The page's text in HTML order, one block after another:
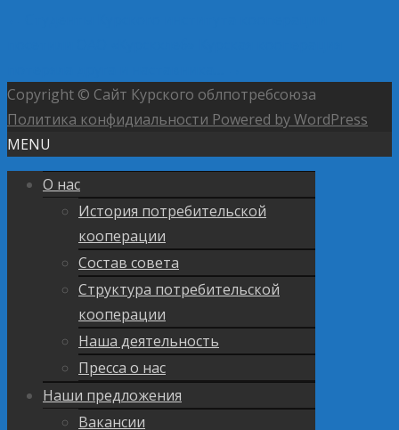
Copyright © Сайт Курского облпотребсоюза
Политика конфидиальности Powered by WordPress
MENU
О нас
История потребительской
кооперации
Состав совета
Структура потребительской
кооперации
Наша деятельность
Пресса о нас
Наши предложения
Вакансии